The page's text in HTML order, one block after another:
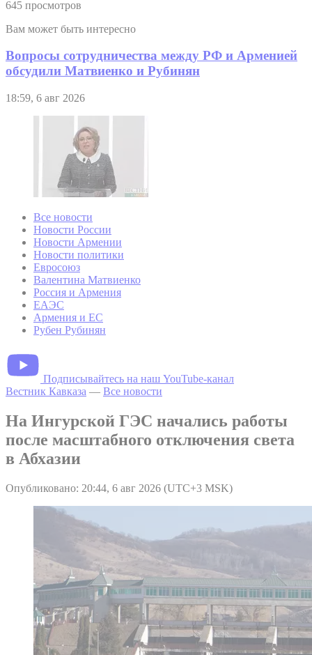
645 просмотров
Вам может быть интересно
Вопросы сотрудничества между РФ и Арменией
обсудили Матвиенко и Рубинян
18:59, 6 авг 2026
Все новости
Новости России
Новости Армении
Новости политики
Евросоюз
Валентина Матвиенко
Россия и Армения
ЕАЭС
Армения и ЕС
Рубен Рубинян
Подписывайтесь на наш YouTube-канал
Вестник Кавказа — Все новости
На Ингурской ГЭС начались работы
после масштабного отключения света
в Абхазии
Опубликовано: 20:44, 6 авг 2026 (UTC+3 MSK)